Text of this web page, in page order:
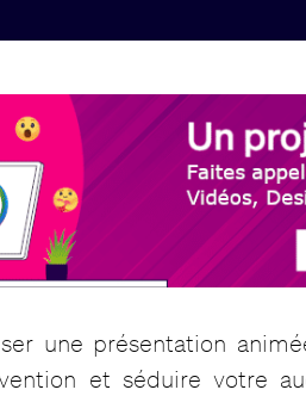
une présentation
et séduire votre